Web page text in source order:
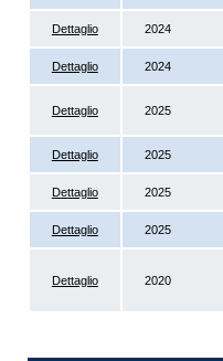
Dettaglio 2024
Dettaglio 2024
Dettaglio 2025
Dettaglio 2025
Dettaglio 2025
Dettaglio 2025
Dettaglio 2020